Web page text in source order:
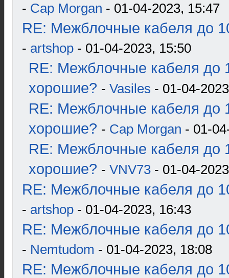
- Cap Morgan - 01-04-2023, 15:47
RE: Межблочные кабеля до
- artshop - 01-04-2023, 15:50
RE: Межблочные кабеля до
хорошие? - Vasiles - 01-04-
RE: Межблочные кабеля до
хорошие? - Cap Morgan - 01-
RE: Межблочные кабеля до
хорошие? - VNV73 - 01-04-
RE: Межблочные кабеля до
- artshop - 01-04-2023, 16:43
RE: Межблочные кабеля до
- Nemtudom - 01-04-2023, 18:08
RE: Межблочные кабеля до